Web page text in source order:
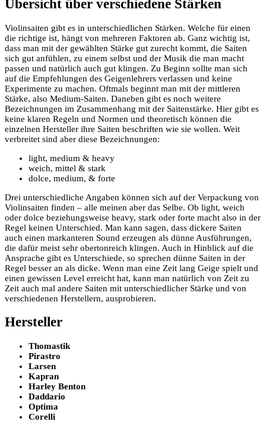
Übersicht über verschiedene Stärken
Violinsaiten gibt es in unterschiedlichen Stärken. Welche für einen
die richtige ist, hängt von mehreren Faktoren ab. Ganz wichtig ist,
dass man mit der gewählten Stärke gut zurecht kommt, die Saiten
sich gut anfühlen, zu einem selbst und der Musik die man macht
passen und natürlich auch gut klingen. Zu Beginn sollte man sich
auf die Empfehlungen des Geigenlehrers verlassen und keine
Experimente zu machen. Oftmals beginnt man mit der mittleren
Stärke, also Medium-Saiten. Daneben gibt es noch weitere
Bezeichnungen im Zusammenhang mit der Saitenstärke. Hier gibt es
keine klaren Regeln und Normen und theoretisch können die
einzelnen Hersteller ihre Saiten beschriften wie sie wollen. Weit
verbreitet sind aber diese Bezeichnungen:
light, medium & heavy
weich, mittel & stark
dolce, medium, & forte
Drei unterschiedliche Angaben können sich auf der Verpackung von
Violinsaiten finden – alle meinen aber das Selbe. Ob light, weich
oder dolce beziehungsweise heavy, stark oder forte macht also in der
Regel keinen Unterschied. Man kann sagen, dass dickere Saiten
auch einen markanteren Sound erzeugen als dünne Ausführungen,
die dafür meist sehr obertonreich klingen. Auch in Hinblick auf die
Ansprache gibt es Unterschiede, so sprechen dünne Saiten in der
Regel besser an als dicke. Wenn man eine Zeit lang Geige spielt und
einen gewissen Level erreicht hat, kann man natürlich von Zeit zu
Zeit auch mal andere Saiten mit unterschiedlicher Stärke und von
verschiedenen Herstellern, ausprobieren.
Hersteller
Thomastik
Pirastro
Larsen
Kapran
Harley Benton
Daddario
Optima
Corelli